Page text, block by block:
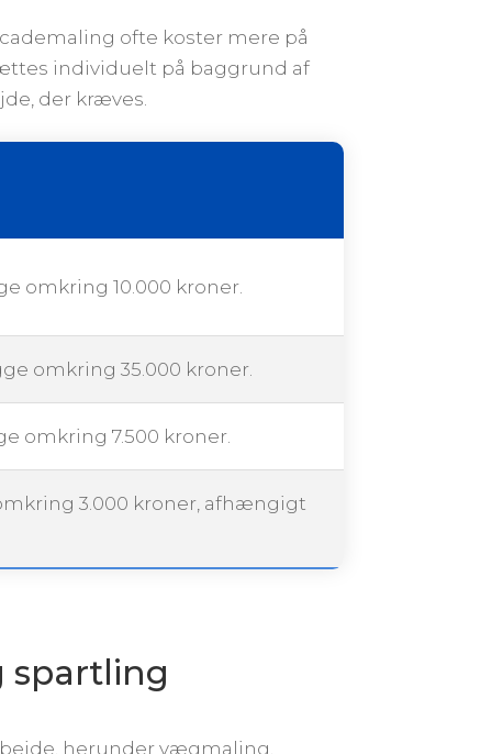
ofte koster mere på
individuelt på baggrund af
der kræves.
omkring 10.000 kroner.
omkring 35.000 kroner.
omkring 7.500 kroner.
3.000 kroner, afhængigt
spartling
herunder vægmaling,